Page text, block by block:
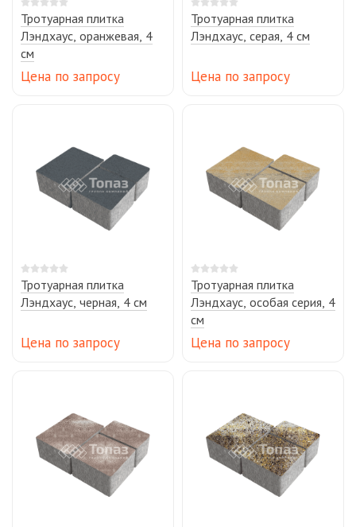
Тротуарная плитка
Лэндхаус, оранжевая, 4
см
Цена по запросу
Тротуарная плитка
Лэндхаус, серая, 4 см
Цена по запросу
Тротуарная плитка
Лэндхаус, черная, 4 см
Цена по запросу
Тротуарная плитка
Лэндхаус, особая серия, 4
см
Цена по запросу